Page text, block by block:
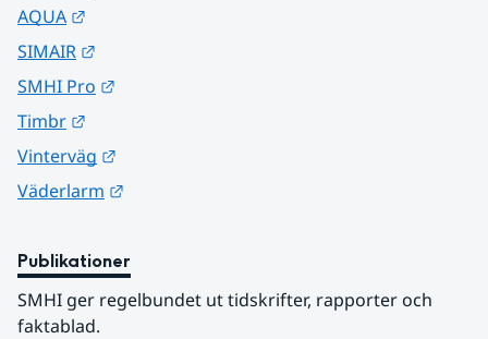
AQUA
SIMAIR
SMHI Pro
Timbr
Vinterväg
Väderlarm
Publikationer
SMHI ger regelbundet ut tidskrifter, rapporter och
faktablad.